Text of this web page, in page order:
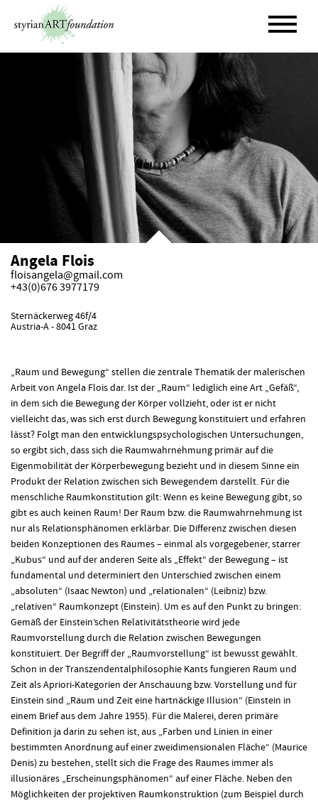
Angela Flois
floisangela@gmail.com
+43(0)676 3977179
Sternäckerweg 46f/4
Austria-A - 8041 Graz
„Raum und Bewegung“ stellen die zentrale Thematik der malerischen
Arbeit von Angela Flois dar. Ist der „Raum“ lediglich eine Art „Gefäß“,
in dem sich die Bewegung der Körper vollzieht, oder ist er nicht
vielleicht das, was sich erst durch Bewegung konstituiert und erfahren
lässt? Folgt man den entwicklungspsychologischen Untersuchungen,
so ergibt sich, dass sich die Raumwahrnehmung primär auf die
Eigenmobilität der Körperbewegung bezieht und in diesem Sinne ein
Produkt der Relation zwischen sich Bewegendem darstellt. Für die
menschliche Raumkonstitution gilt: Wenn es keine Bewegung gibt, so
gibt es auch keinen Raum! Der Raum bzw. die Raumwahrnehmung ist
nur als Relationsphänomen erklärbar. Die Differenz zwischen diesen
beiden Konzeptionen des Raumes – einmal als vorgegebener, starrer
„Kubus“ und auf der anderen Seite als „Effekt“ der Bewegung – ist
fundamental und determiniert den Unterschied zwischen einem
„absoluten“ (Isaac Newton) und „relationalen“ (Leibniz) bzw.
„relativen“ Raumkonzept (Einstein). Um es auf den Punkt zu bringen:
Gemäß der Einstein’schen Relativitätstheorie wird jede
Raumvorstellung durch die Relation zwischen Bewegungen
konstituiert. Der Begriff der „Raumvorstellung“ ist bewusst gewählt.
Schon in der Transzendentalphilosophie Kants fungieren Raum und
Zeit als Apriori-Kategorien der Anschauung bzw. Vorstellung und für
Einstein sind „Raum und Zeit eine hartnäckige Illusion“ (Einstein in
einem Brief aus dem Jahre 1955). Für die Malerei, deren primäre
Definition ja darin zu sehen ist, aus „Farben und Linien in einer
bestimmten Anordnung auf einer zweidimensionalen Fläche“ (Maurice
Denis) zu bestehen, stellt sich die Frage des Raumes immer als
illusionäres „Erscheinungsphänomen“ auf einer Fläche. Neben den
Möglichkeiten der projektiven Raumkonstruktion (zum Beispiel durch